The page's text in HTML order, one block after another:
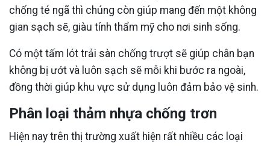
chống té ngã thì chúng còn giúp mang đến một không
gian sạch sẽ, giàu tính thẩm mỹ cho nơi sinh sống.
Có một tấm lót trải sàn chống trượt sẽ giúp chân bạn
không bị ướt và luôn sạch sẽ mỗi khi bước ra ngoài,
đồng thời giúp khu vực sử dụng luôn đảm bảo vệ sinh.
Phân loại thảm nhựa chống trơn
Hiện nay trên thị trường xuất hiện rất nhiều các loại